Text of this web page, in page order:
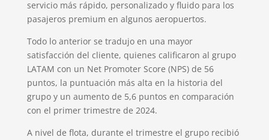
servicio más rápido, personalizado y fluido para los
pasajeros premium en algunos aeropuertos.
Todo lo anterior se tradujo en una mayor
satisfacción del cliente, quienes calificaron al grupo
LATAM con un Net Promoter Score (NPS) de 56
puntos, la puntuación más alta en la historia del
grupo y un aumento de 5,6 puntos en comparación
con el primer trimestre de 2024.
A nivel de flota, durante el trimestre el grupo recibió